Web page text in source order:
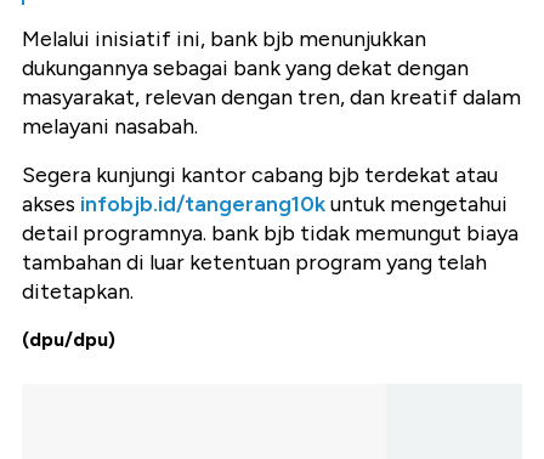
Melalui inisiatif ini, bank bjb menunjukkan
dukungannya sebagai bank yang dekat dengan
masyarakat, relevan dengan tren, dan kreatif dalam
melayani nasabah.
Segera kunjungi kantor cabang bjb terdekat atau
akses infobjb.id/tangerang10kuntuk mengetahui
detail programnya. bank bjb tidak memungut biaya
tambahan di luar ketentuan program yang telah
ditetapkan.
(dpu/dpu)